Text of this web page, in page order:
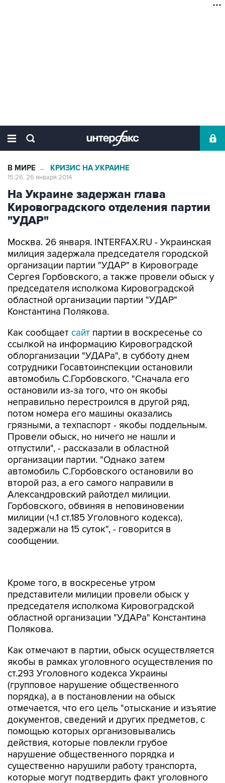
В МИРЕ → КРИЗИС НА УКРАИНЕ
15:26, 26 января 2014
На Украине задержан глава
Кировоградского отделения партии
"УДАР"
Москва. 26 января. INTERFAX.RU - Украинская
милиция задержала председателя городской
организации партии "УДАР" в Кировограде
Сергея Горбовского, а также провели обыск у
председателя исполкома Кировоградской
областной организации партии "УДАР"
Константина Полякова.
Как сообщает сайт партии в воскресенье со
ссылкой на информацию Кировоградской
облорганизации "УДАРа", в субботу днем
сотрудники Госавтоинспекции остановили
автомобиль С.Горбовского. "Сначала его
остановили из-за того, что он якобы
неправильно перестроился в другой ряд,
потом номера его машины оказались
грязными, а техпаспорт - якобы поддельным.
Провели обыск, но ничего не нашли и
отпустили", - рассказали в областной
организации партии. "Однако затем
автомобиль С.Горбовского остановили во
второй раз, а его самого направили в
Александровский райотдел милиции.
Горбовского, обвиняя в неповиновении
милиции (ч.1 ст.185 Уголовного кодекса),
задержали на 15 суток", - говорится в
сообщении.
председателя исполкома Кировоградской
областной организации "УДАРа" Константина
Полякова.
Как отмечают в партии, обыск осуществляется
ст.293 Уголовного кодекса Украины
(групповое нарушение общественного
порядка), а в постановлении на обыск
отмечается, что его цель "отыскание и изъятие
документов, сведений и других предметов, с
помощью которых организовывались
действия, которые повлекли грубое
нарушение общественного порядка и
существенно нарушили работу транспорта,
которые могут подтвердить факт уголовного
правонарушения".